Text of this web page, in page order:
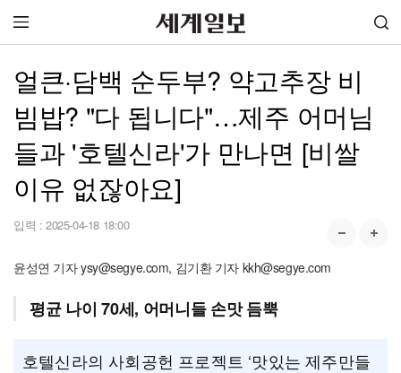
얼큰·담백 순두부? 약고추장 비
빔밥? "다 됩니다"…제주 어머님
들과 '호텔신라'가 만나면 [비쌀
이유 없잖아요]
입력 : 2025-04-18 18:00
윤성연 기자 ysy@segye.com, 김기환 기자 kkh@segye.com
평균 나이 70세, 어머니들 손맛 듬뿍
호텔신라의 사회공헌 프로젝트 ‘맛있는 제주만들